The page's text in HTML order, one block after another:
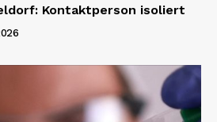
Kontaktperson isoliert